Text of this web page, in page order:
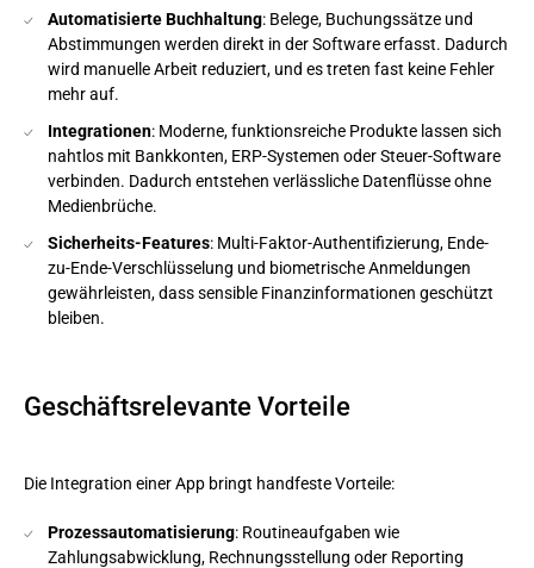
Automatisierte Buchhaltung: Belege, Buchungssätze und
Abstimmungen werden direkt in der Software erfasst. Dadurch
wird manuelle Arbeit reduziert, und es treten fast keine Fehler
mehr auf.
Integrationen: Moderne, funktionsreiche Produkte lassen sich
nahtlos mit Bankkonten, ERP-Systemen oder Steuer-Software
verbinden. Dadurch entstehen verlässliche Datenflüsse ohne
Medienbrüche.
Sicherheits-Features: Multi-Faktor-Authentifizierung, Ende-
zu-Ende-Verschlüsselung und biometrische Anmeldungen
gewährleisten, dass sensible Finanzinformationen geschützt
bleiben.
Geschäftsrelevante Vorteile
Die Integration einer App bringt handfeste Vorteile:
Prozessautomatisierung: Routineaufgaben wie
Zahlungsabwicklung, Rechnungsstellung oder Reporting